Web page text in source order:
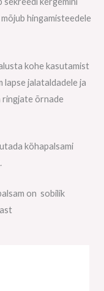
hingamisteedele
kohe kasutamist
lapse jalataldadele ja
ringjate õrnade
köhapalsami
on sobilik